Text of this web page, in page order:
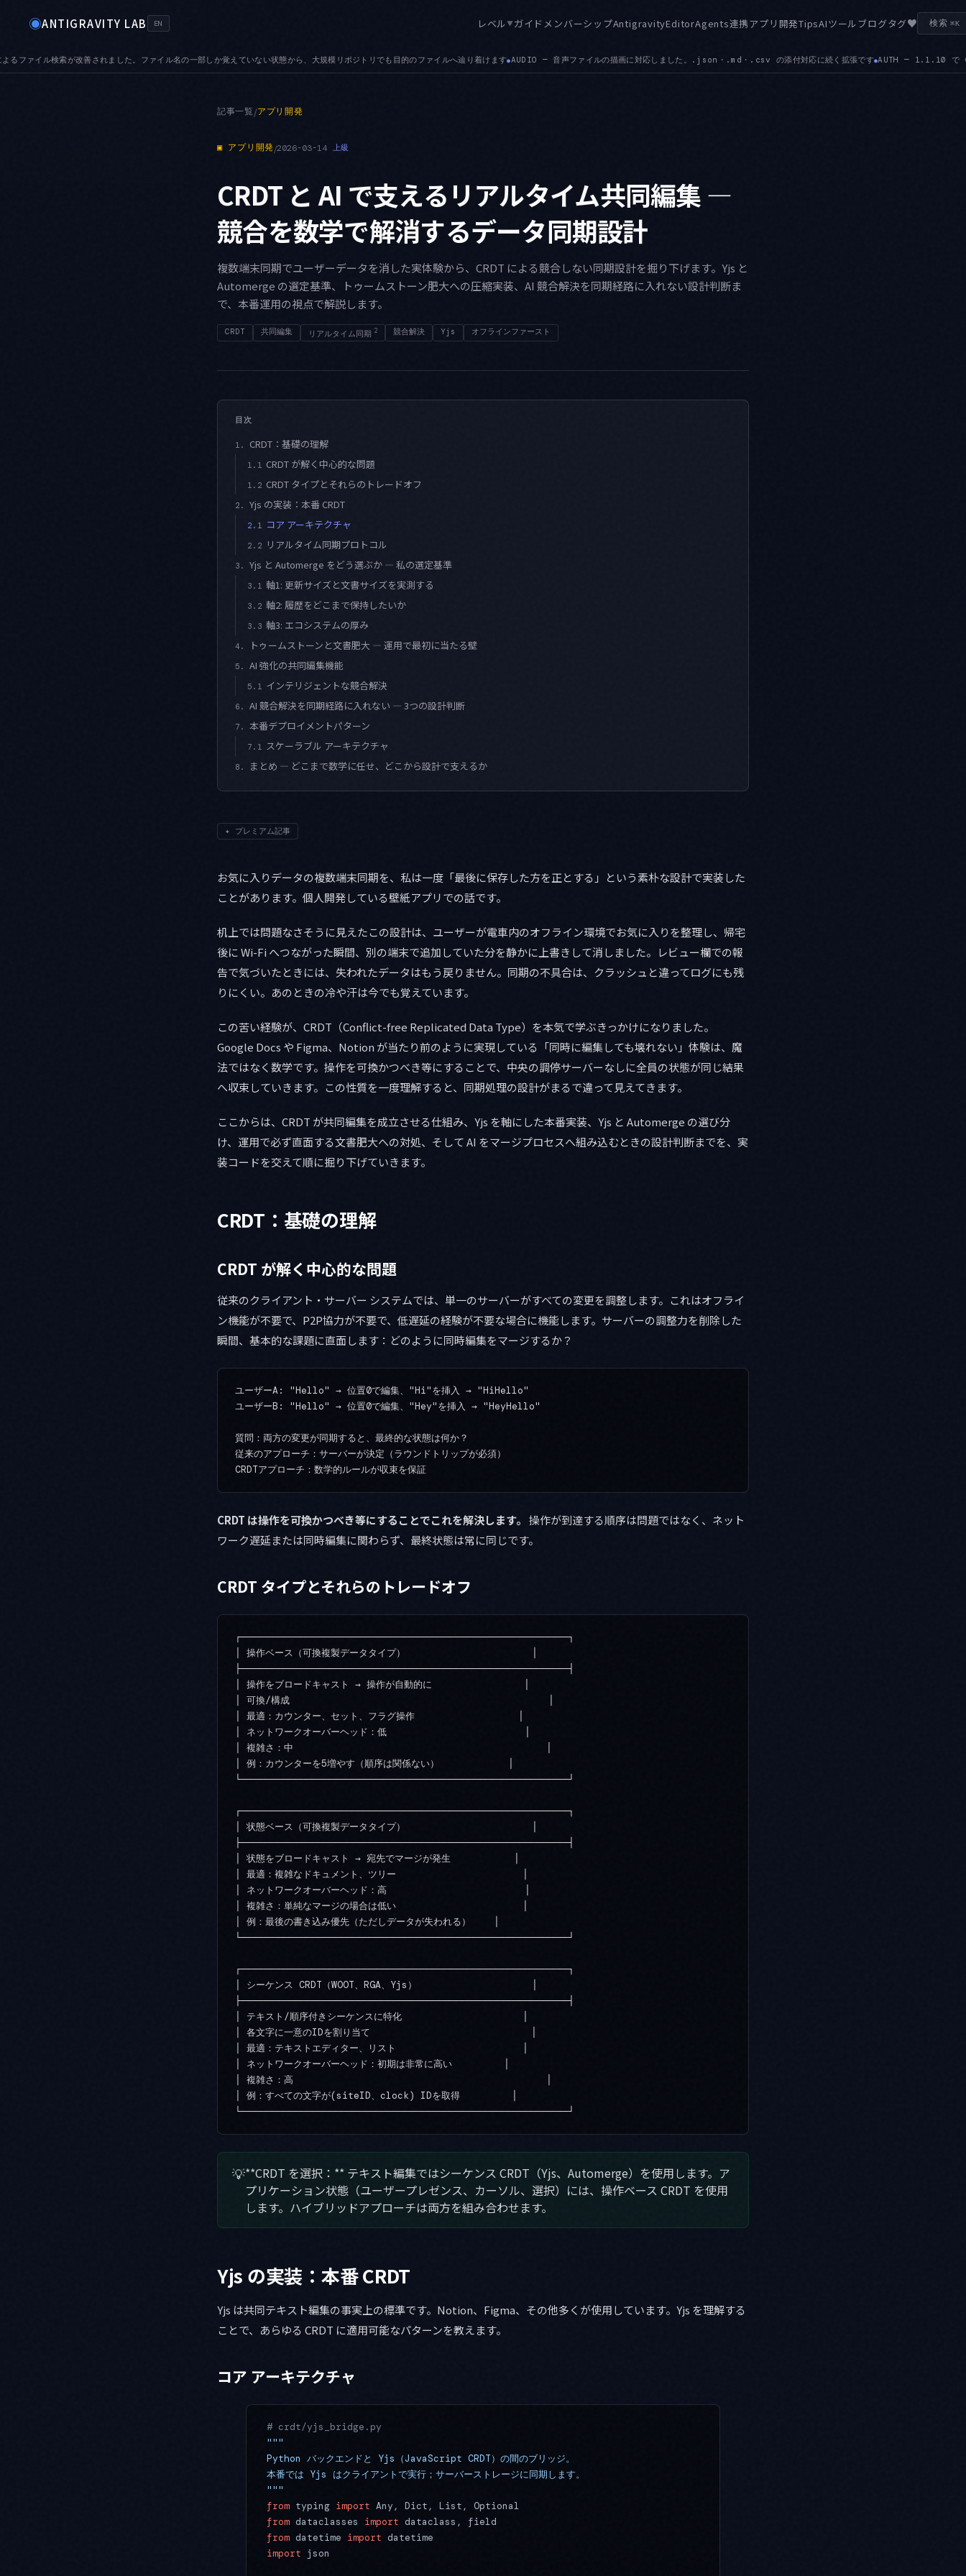
◉ANTIGRAVITY LAB EN レベル▼ガイド メンバーシップAntigravityEditorAgents連携アプリ開発TipsAIツールブログタグ♥ 検索 ⌘K
ない状態から、大規模リポジトリでも目的のファイルへ辿り着けます●AUDIO — 音声ファイルの描画に対応しました。.json・.md・.csv の添付対応に続く拡張です●AUTH — 1.1.10 で Gemini Enterprise Business のサインインと、
記事一覧/アプリ開発
▣ アプリ開発/2026-03-14 上級
CRDT と AI で支えるリアルタイム共同編集 —
競合を数学で解消するデータ同期設計
複数端末同期でユーザーデータを消した実体験から、CRDT による競合しない同期設計を掘り下げます。Yjs と
Automerge の選定基準、トゥームストーン肥大への圧縮実装、AI 競合解決を同期経路に入れない設計判断ま
で、本番運用の視点で解説します。
CRDT 共同編集 リアルタイム同期 2 競合解決 Yjs オフラインファースト
目次
1. CRDT：基礎の理解
1.1 CRDT が解く中心的な問題
1.2 CRDT タイプとそれらのトレードオフ
2. Yjs の実装：本番 CRDT
2.1 コア アーキテクチャ
2.2 リアルタイム同期プロトコル
3. Yjs と Automerge をどう選ぶか — 私の選定基準
3.1 軸1: 更新サイズと文書サイズを実測する
3.2 軸2: 履歴をどこまで保持したいか
3.3 軸3: エコシステムの厚み
4. トゥームストーンと文書肥大 — 運用で最初に当たる壁
5. AI 強化の共同編集機能
5.1 インテリジェントな競合解決
6. AI 競合解決を同期経路に入れない — 3つの設計判断
7. 本番デプロイメントパターン
7.1 スケーラブル アーキテクチャ
8. まとめ — どこまで数学に任せ、どこから設計で支えるか
✦ プレミアム記事
お気に入りデータの複数端末同期を、私は一度「最後に保存した方を正とする」という素朴な設計で実装した
ことがあります。個人開発している壁紙アプリでの話です。
机上では問題なさそうに見えたこの設計は、ユーザーが電車内のオフライン環境でお気に入りを整理し、帰宅
後に Wi-Fi へつながった瞬間、別の端末で追加していた分を静かに上書きして消しました。レビュー欄での報
告で気づいたときには、失われたデータはもう戻りません。同期の不具合は、クラッシュと違ってログにも残
りにくい。あのときの冷や汗は今でも覚えています。
この苦い経験が、CRDT（Conflict-free Replicated Data Type）を本気で学ぶきっかけになりました。
Google Docs や Figma、Notion が当たり前のように実現している「同時に編集しても壊れない」体験は、魔
法ではなく数学です。操作を可換かつべき等にすることで、中央の調停サーバーなしに全員の状態が同じ結果
へ収束していきます。この性質を一度理解すると、同期処理の設計がまるで違って見えてきます。
ここからは、CRDT が共同編集を成立させる仕組み、Yjs を軸にした本番実装、Yjs と Automerge の選び分
け、運用で必ず直面する文書肥大への対処、そして AI をマージプロセスへ組み込むときの設計判断までを、実
装コードを交えて順に掘り下げていきます。
CRDT：基礎の理解
CRDT が解く中心的な問題
従来のクライアント・サーバー システムでは、単一のサーバーがすべての変更を調整します。これはオフライ
ン機能が不要で、P2P協力が不要で、低遅延の経験が不要な場合に機能します。サーバーの調整力を削除した
瞬間、基本的な課題に直面します：どのように同時編集をマージするか？
ユーザーA: "Hello" → 位置0で編集、"Hi"を挿入 → "HiHello"
ユーザーB: "Hello" → 位置0で編集、"Hey"を挿入 → "HeyHello"
質問：両方の変更が同期すると、最終的な状態は何か？
従来のアプローチ：サーバーが決定（ラウンドトリップが必須）
CRDT は操作を可換かつべき等にすることでこれを解決します。 操作が到達する順序は問題ではなく、ネット
ワーク遅延または同時編集に関わらず、最終状態は常に同じです。
CRDT タイプとそれらのトレードオフ
┌─────────────────────────────────────────────────────────┐
│ 操作ベース（可換複製データタイプ）                      │
├─────────────────────────────────────────────────────────┤
│ 操作をブロードキャスト → 操作が自動的に                │
│ 可換/構成                                             │
│ 最適：カウンター、セット、フラグ操作                  │
│ ネットワークオーバーヘッド：低                        │
│ 複雑さ：中                                            │
│ 例：カウンターを5増やす（順序は関係ない）            │
└─────────────────────────────────────────────────────────┘
┌─────────────────────────────────────────────────────────┐
│ 状態ベース（可換複製データタイプ）                      │
├─────────────────────────────────────────────────────────┤
│ 状態をブロードキャスト → 宛先でマージが発生           │
│ 最適：複雑なドキュメント、ツリー                      │
│ ネットワークオーバーヘッド：高                        │
│ 複雑さ：単純なマージの場合は低い                      │
│ 例：最後の書き込み優先（ただしデータが失われる）    │
└─────────────────────────────────────────────────────────┘
┌─────────────────────────────────────────────────────────┐
│ シーケンス CRDT（WOOT、RGA、Yjs）                    │
├─────────────────────────────────────────────────────────┤
│ テキスト/順序付きシーケンスに特化                     │
│ 各文字に一意のIDを割り当て                            │
│ 最適：テキストエディター、リスト                      │
│ ネットワークオーバーヘッド：初期は非常に高い         │
│ 複雑さ：高                                            │
│ 例：すべての文字が(siteID、clock) IDを取得         │
💡**CRDT を選択：** テキスト編集ではシーケンス CRDT（Yjs、Automerge）を使用します。ア
プリケーション状態（ユーザープレゼンス、カーソル、選択）には、操作ベース CRDT を使用
します。ハイブリッドアプローチは両方を組み合わせます。
Yjs の実装：本番 CRDT
Yjs は共同テキスト編集の事実上の標準です。Notion、Figma、その他多くが使用しています。Yjs を理解する
ことで、あらゆる CRDT に適用可能なパターンを教えます。
コア アーキテクチャ
# crdt/yjs_bridge.py
"""
Python バックエンドと Yjs（JavaScript CRDT）の間のブリッジ。
本番では Yjs はクライアントで実行；サーバーストレージに同期します。
"""
from typing import Any, Dict, List, Optional
from dataclasses import dataclass, field
from datetime import datetime
import json